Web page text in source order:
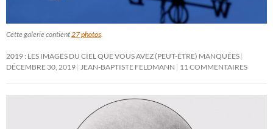
Cette galerie contient27 photos.
2019 : LES IMAGES DU CIEL QUE VOUS AVEZ (PEUT-ÊTRE) MANQUÉES
DÉCEMBRE 30, 2019 JEAN-BAPTISTE FELDMANN 11 COMMENTAIRES